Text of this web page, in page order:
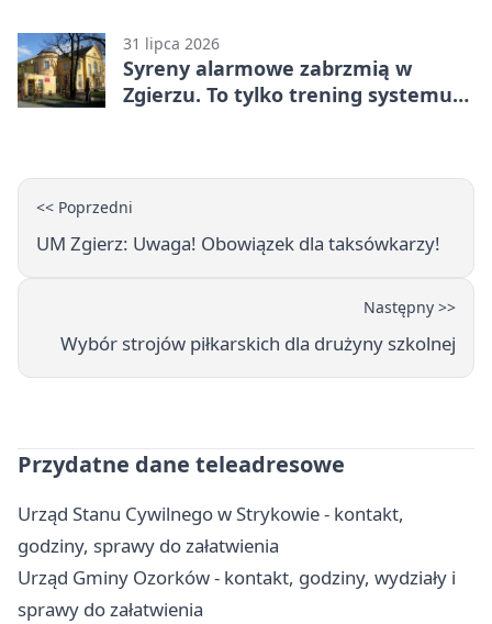
31 lipca 2026
Syreny alarmowe zabrzmią w
Zgierzu. To tylko trening systemu
<< Poprzedni
UM Zgierz: Uwaga! Obowiązek dla taksówkarzy!
Następny >>
Wybór strojów piłkarskich dla drużyny szkolnej
Przydatne dane teleadresowe
Urząd Stanu Cywilnego w Strykowie - kontakt,
godziny, sprawy do załatwienia
Urząd Gminy Ozorków - kontakt, godziny, wydziały i
sprawy do załatwienia